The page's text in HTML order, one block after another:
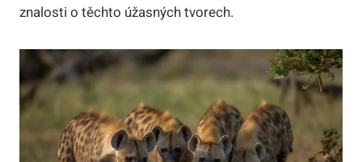
znalosti o těchto úžasných tvorech.